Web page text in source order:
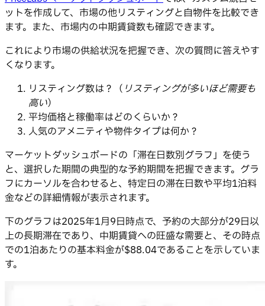
ットを作成して、市場の他リスティングと自物件を比較でき
ます。また、市場内の中期賃貸数も確認できます。
これにより市場の供給状況を把握でき、次の質問に答えやす
くなります。
リスティング数は？（ リスティングが多いほど需要も
高い）
平均価格と稼働率はどのくらいか？
人気のアメニティや物件タイプは何か？
マーケットダッシュボードの「滞在日数別グラフ」を使う
と、選択した期間の典型的な予約期間を把握できます。グラ
フにカーソルを合わせると、特定日の滞在日数や平均1泊料
金などの詳細情報が表示されます。
下のグラフは2025年1月9日時点で、予約の大部分が29日以
上の長期滞在であり、中期賃貸への旺盛な需要と、その時点
での1泊あたりの基本料金が$88.04であることを示していま
す。